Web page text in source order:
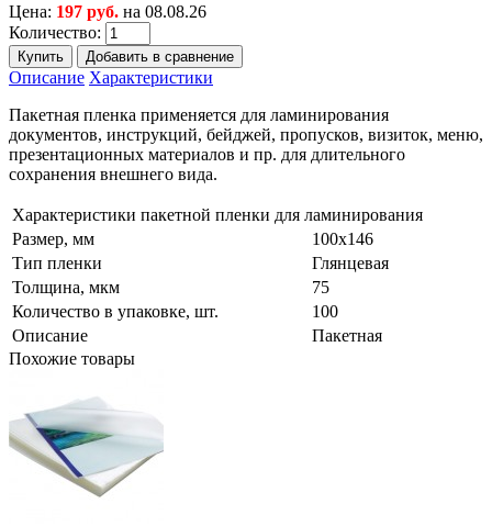
Цена: 197 руб. на 08.08.26
Количество:
Описание Характеристики
Пакетная пленка применяется для ламинирования
документов, инструкций, бейджей, пропусков, визиток, меню,
презентационных материалов и пр. для длительного
сохранения внешнего вида.
Характеристики пакетной пленки для ламинирования
Размер, мм
100х146
Тип пленки
Глянцевая
Толщина, мкм
75
Количество в упаковке, шт.
100
Описание
Пакетная
Похожие товары